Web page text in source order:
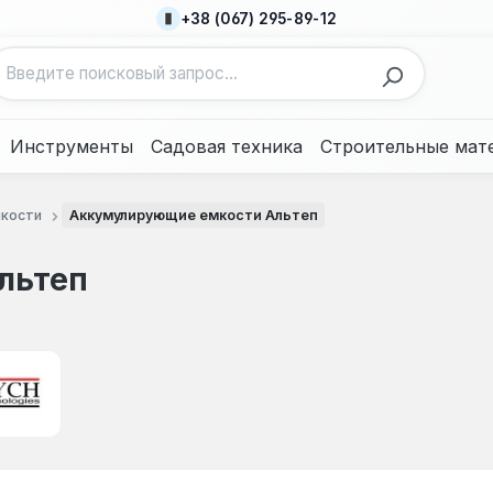
+38 (067) 295-89-12
Инструменты Садовая техника Строительные
Аккумулирующие емкости Альтеп